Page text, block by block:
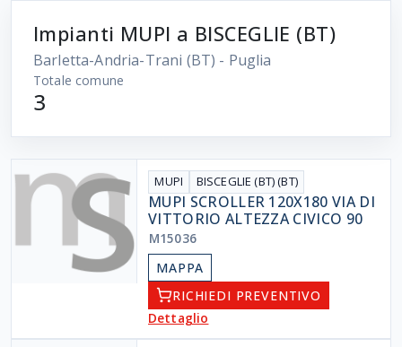
Impianti MUPI a BISCEGLIE (BT)
Barletta-Andria-Trani (BT) - Puglia
Totale comune
3
MUPI BISCEGLIE (BT) (BT)
MUPI SCROLLER 120X180 VIA DI
VITTORIO ALTEZZA CIVICO 90
M15036
MAPPA
RICHIEDI PREVENTIVO
Dettaglio